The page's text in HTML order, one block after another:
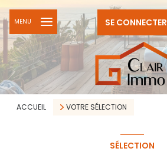
SE CONNECTER
MENU
ACCUEIL VOTRE SÉLECTION
SÉLECTION